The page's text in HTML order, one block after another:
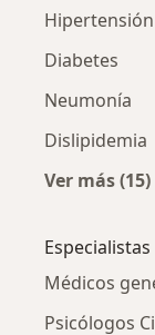
Hipertensión
Diabetes
Neumonía
Dislipidemia
Ver más (15)
Médicos
Psicólogos